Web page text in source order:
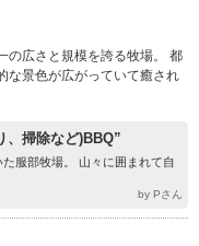
の広さと規模を誇る牧場。 都
な景色が広がっていて癒され
掃除など)BBQ”
服部牧場。 山々に囲まれて自
by Pさん